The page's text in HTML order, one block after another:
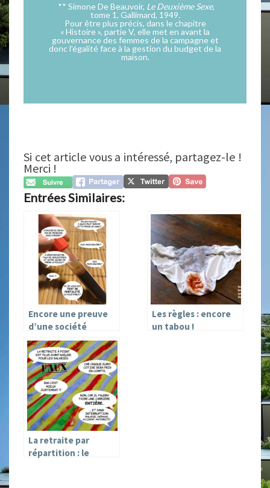
** Simone De Beauvoir, Le Deuxième Sexe,
tome 1, Gallimard, 1949.
Pour être plus précis, dans le chapitre
« Histoire », partie V, elle met en avant la
gouvernance des femmes de la campagne et
donc l’égalité face à la gestion du budget de la
maison.
Si cet article vous a intéressé, partagez-le !
Merci !
Entrées Similaires:
Encore une preuve
d’une société
machiste : le test de
fertilité féminine !
Les règles : encore
un tabou !
La retraite par
répartition : le